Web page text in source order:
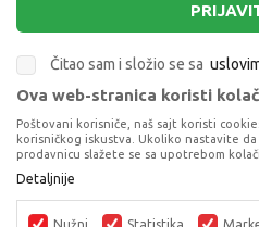
CHICCO KREVETIC NEXT2ME POP
MIST
PRENOSNI KREVETIĆI
Čitao sam i složio se sa
Terms of Service
apply.
Ova web-stranica koristi
Poštovani korisniče, naš sajt koristi
korisničkog iskustva. Ukoliko nastavite
prodavnicu slažete se sa upotrebom
Detaljnije